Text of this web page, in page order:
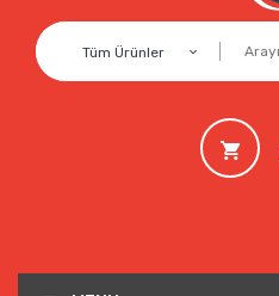
Tüm Ürünler